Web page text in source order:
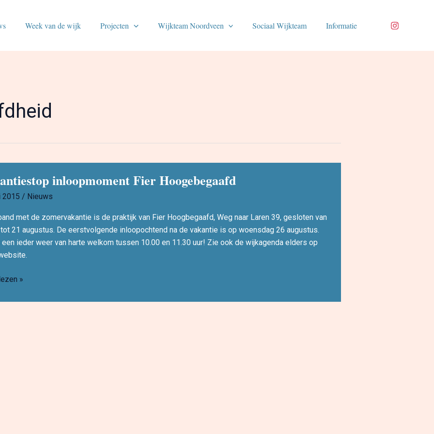
Week van de wijk Projecten Wijkteam Noordveen Sociaal Wijkteam Informatie
inloopmoment Fier Hoogebegaafd
2015 / Nieuws
met de zomervakantie is de praktijk van Fier Hoogbegaafd, Weg naar Laren 39, gesloten van
21 augustus. De eerstvolgende inloopochtend na de vakantie is op woensdag 26 augustus.
een ieder weer van harte welkom tussen 10.00 en 11.30 uur! Zie ook de wijkagenda elders op
»